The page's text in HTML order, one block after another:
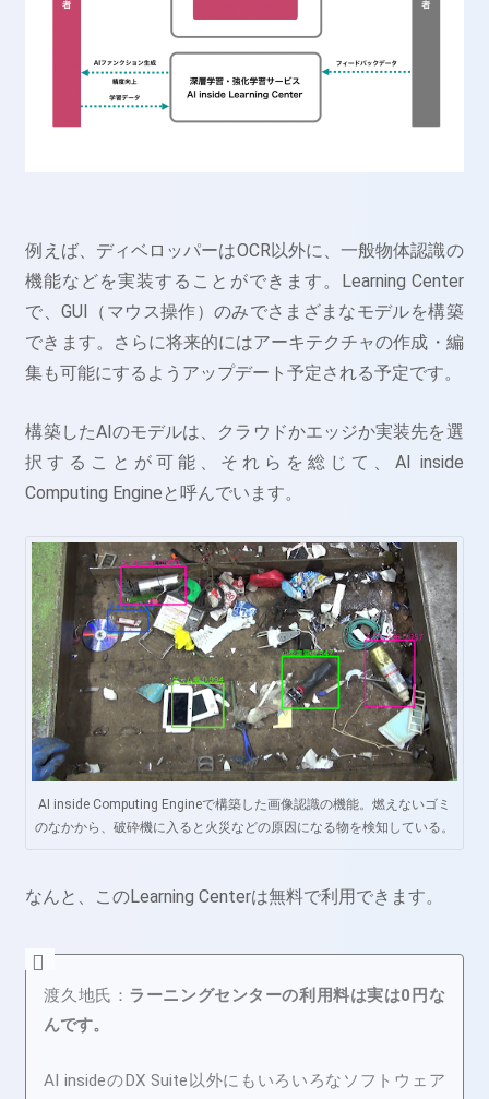
例えば、ディベロッパーはOCR以外に、一般物体認識の
機能などを実装することができます。Learning Center
で、GUI（マウス操作）のみでさまざまなモデルを構築
できます。
さらに将来的にはアーキテクチャの作成・編
集も可能にするようアップデート予定される予定です。
構築したAIのモデルは、クラウドかエッジか実装先を選
択することが可能、それらを総じて、AI inside
Computing Engineと呼んでいます。
AI inside Computing Engineで構築した画像認識の機能。燃えないゴミ
のなかから、破砕機に入ると火災などの原因になる物を検知している。
なんと、このLearning Centerは無料で利用できます。
渡久地氏： ラーニングセンターの利用料は実は0円な
んです。
AI insideのDX Suite以外にもいろいろなソフトウェア